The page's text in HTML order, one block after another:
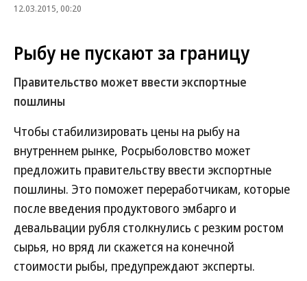
12.03.2015, 00:20
Рыбу не пускают за границу
Правительство может ввести экспортные
пошлины
Чтобы стабилизировать цены на рыбу на
внутреннем рынке, Росрыболовство может
предложить правительству ввести экспортные
пошлины. Это поможет переработчикам, которые
после введения продуктового эмбарго и
девальвации рубля столкнулись с резким ростом
сырья, но вряд ли скажется на конечной
стоимости рыбы, предупреждают эксперты.